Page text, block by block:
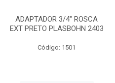
ADAPTADOR 3/4" ROSCA
EXT PRETO PLASBOHN 2403
Código: 1501